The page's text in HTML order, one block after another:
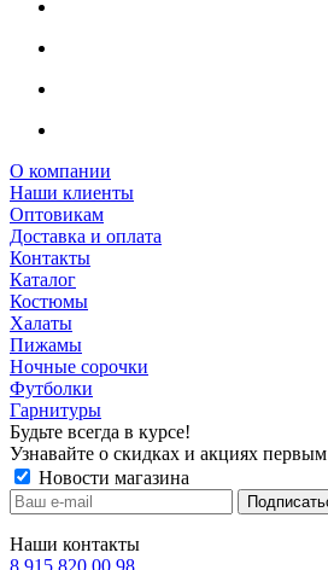
О компании
Наши клиенты
Оптовикам
Доставка и оплата
Контакты
Каталог
Костюмы
Халаты
Пижамы
Ночные сорочки
Футболки
Гарнитуры
Будьте всегда в курсе!
Узнавайте о скидках и акциях первым
Новости магазина
Наши контакты
8 915 820 00 98